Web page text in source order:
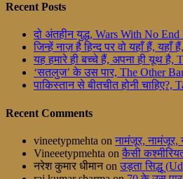
Recent Posts
दो अंतहीन युद्ध, Wars With No
जिन्हें नाज़ है हिन्द पर वो यहाँ हैं,
यह हमारे ही बच्चे हैं, अपना ही यूथ है,
‘सतलुज’ के उस पार, The Other
पाकिस्तान से बीतचीत होनी चाहिए?,
Recent Comments
vineetypmehta on नामंजूर, नामंजूर,
Vineeetypmehta on कैसी
नरेश कुमार धीमानon उड़ता सिद्धू